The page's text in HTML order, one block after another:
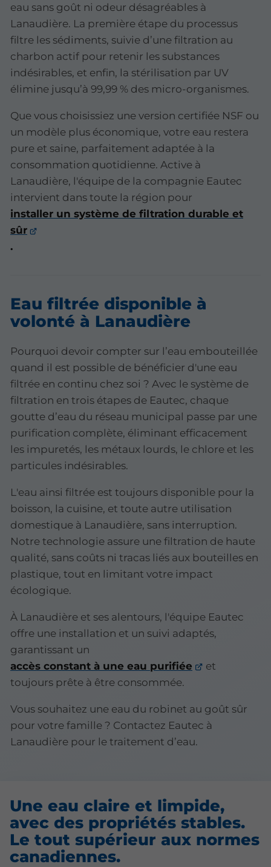
eau sans goût ni odeur désagréables à
Lanaudière. La première étape du processus
filtre les sédiments, suivie d’une filtration au
charbon actif pour retenir les substances
indésirables, et enfin, la stérilisation par UV
élimine jusqu’à 99,99 % des micro-organismes.
Que vous choisissiez une version certifiée NSF ou
un modèle plus économique, votre eau restera
pure et saine, parfaitement adaptée à la
consommation quotidienne. Active à
Lanaudière, l'équipe de la compagnie Eautec
intervient dans toute la région pour
installer un système de filtration durable et
sûr
.
Eau filtrée disponible à
volonté à Lanaudière
Pourquoi devoir compter sur l’eau embouteillée
quand il est possible de bénéficier d'une eau
filtrée en continu chez soi ? Avec le système de
filtration en trois étapes de Eautec, chaque
goutte d’eau du réseau municipal passe par une
purification complète, éliminant efficacement
les impuretés, les métaux lourds, le chlore et les
particules indésirables.
L'eau ainsi filtrée est toujours disponible pour la
boisson, la cuisine, et toute autre utilisation
domestique à Lanaudière, sans interruption.
Notre technologie assure une filtration de haute
qualité, sans coûts ni tracas liés aux bouteilles en
plastique, tout en limitant votre impact
écologique.
À Lanaudière et ses alentours, l'équipe Eautec
offre une installation et un suivi adaptés,
garantissant un
accès constant à une eau purifiée
et
toujours prête à être consommée.
Vous souhaitez une eau du robinet au goût sûr
pour votre famille ? Contactez Eautec à
Lanaudière pour le traitement d’eau.
Une eau claire et limpide,
avec des propriétés stables.
Le tout supérieur aux normes
canadiennes.